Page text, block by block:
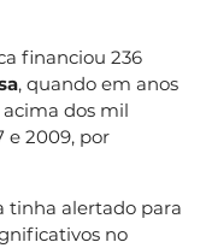
financiou 236
, quando em anos
dos mil
e 2009, por
tinha alertado para
no